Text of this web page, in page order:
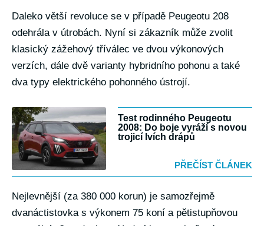
Daleko větší revoluce se v případě Peugeotu 208
odehrála v útrobách. Nyní si zákazník může zvolit
klasický zážehový tříválec ve dvou výkonových
verzích, dále dvě varianty hybridního pohonu a také
dva typy elektrického pohonného ústrojí.
Test rodinného Peugeotu
2008: Do boje vyráží s novou
trojicí lvích drápů
PŘEČÍST ČLÁNEK
Nejlevnější (za 380 000 korun) je samozřejmě
dvanáctistovka s výkonem 75 koní a pětistupňovou